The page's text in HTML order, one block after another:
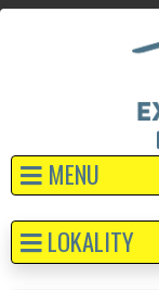
MENU
LOKALITY